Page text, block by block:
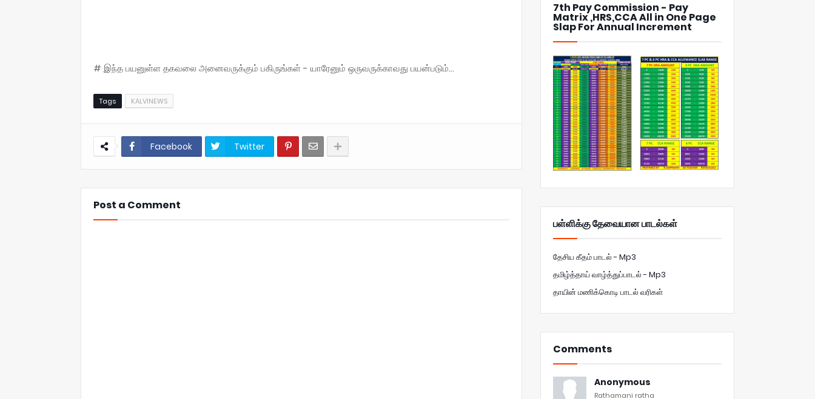
# இந்த பயனுள்ள தகவலை அனைவருக்கும் பகிருங்கள் - யாரேனும் ஒருவருக்காவது பயன்படும்...
Tags KALVINEWS
Facebook Twitter
Post a Comment
7th Pay Commission - Pay
Matrix ,HRS,CCA All in One Page
Slap For Annual Increment
பள்ளிக்கு தேவையான பாடல்கள்
தேசிய கீதம் பாடல் - Mp3
தமிழ்த்தாய் வாழ்த்துப்பாடல் - Mp3
தாயின் மணிக்கொடி பாடல் வரிகள்
Comments
Anonymous
Rathamani ratha